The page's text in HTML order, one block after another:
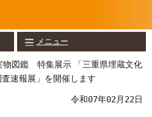
メニュー
物図鑑 特集展示 「三重県埋蔵文化
速報展」を開催します
令和07年02月22日